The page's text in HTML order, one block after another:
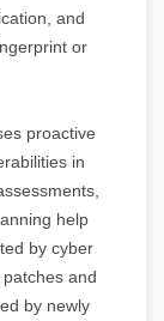
and
or
proactive
in
help
by cyber
and
by newly